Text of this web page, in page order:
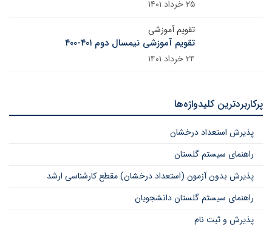
۲۵ خرداد ۱۴۰۱
تقویم آموزشی
تقویم آموزشی نیمسال دوم ۴۰۱-۴۰۰
۲۴ خرداد ۱۴۰۱
پرکاربردترین کلیدواژه‌ها
پذیرش استعداد درخشان
راهنمای سیستم گلستان
پذیرش بدون آزمون (استعداد درخشان) مقطع کارشناسی ارشد
راهنمای سیستم گلستان دانشجویان
پذیرش و ثبت نام